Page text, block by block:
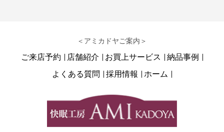
＜アミカドヤご案内＞
ご来店予約 店舗紹介 お買上サービス
納品事例
よくある質問
採用情報 ホーム